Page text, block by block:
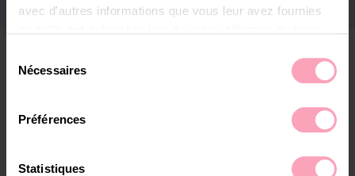
avec d'autres informations que vous leur avez fournies
Retrouvez notre politique de cookies
Nécessaires
Préférences
Statistiques
CAS CLIENTS QUI